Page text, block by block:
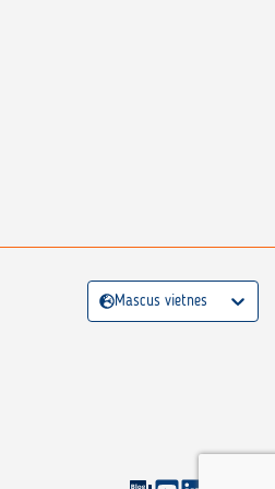
Mascus vietnes